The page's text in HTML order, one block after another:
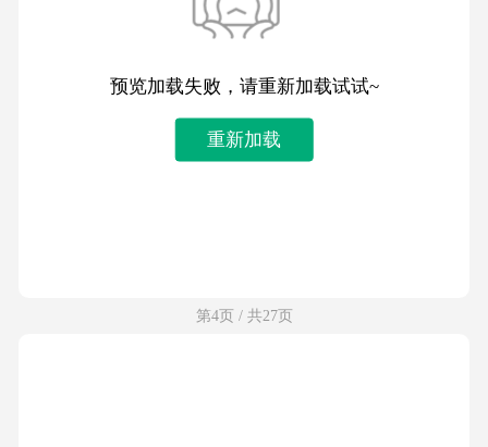
预览加载失败，请重新加载试试~
重新加载
第4页 / 共27页